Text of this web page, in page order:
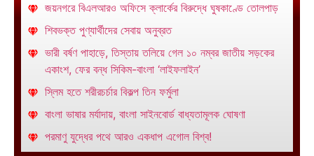
জয়নগরে বিএলআরও অফিসে ক্লার্কের বিরুদ্ধে ঘুষকাণ্ডে তোলপাড়
শিবভক্ত পুণ্যার্থীদের সেবায় অনুব্রত
ভারী বর্ষণ পাহাড়ে, তিস্তায় তলিয়ে গেল ১০ নম্বর জাতীয় সড়কের
একাংশ, ফের বন্ধ সিকিম-বাংলা ‘লাইফলাইন’
স্লিম হতে শরীরচর্চার বিকল্প তিন ফর্মুলা
বাংলা ভাষার মর্যাদায়, বাংলা সাইনবোর্ড বাধ্যতামূলক ঘোষণা
পরমাণু যুদ্ধের পথে আরও একধাপ এগোল বিশ্ব!